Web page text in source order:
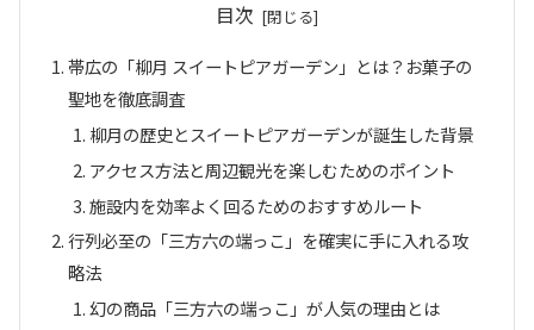
目次
帯広の「柳月 スイートピアガーデン」とは？お菓子の
聖地を徹底調査
柳月の歴史とスイートピアガーデンが誕生した背景
アクセス方法と周辺観光を楽しむためのポイント
施設内を効率よく回るためのおすすめルート
行列必至の「三方六の端っこ」を確実に手に入れる攻
略法
幻の商品「三方六の端っこ」が人気の理由とは